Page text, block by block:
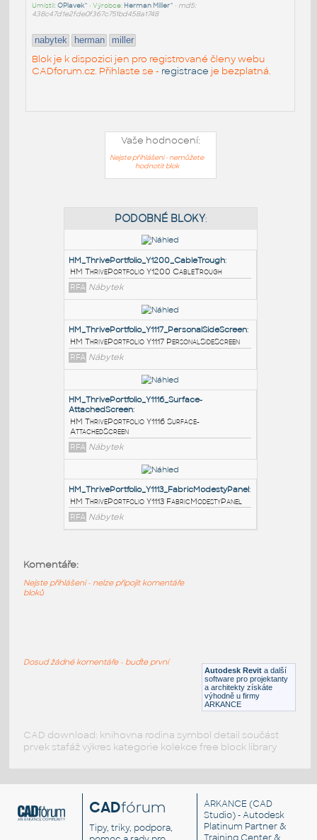
Umístil:OPlavek^ • Výrobce: Herman Miller^ • md5:
438c47d1e2fde0f367c751bd458a1748
nabytek herman miller
Blok je k dispozici jen pro registrované členy webu
CADforum.cz. Přihlaste se - registrace je bezplatná.
Vaše hodnocení:
Nejste přihlášeni - nemůžete
hodnotit blok
PODOBNÉ BLOKY:
HM_ThrivePortfolio_Y1200_CableTrough
HM ThrivePortfolio Y1200 CableTrough
RFA Nábytek
HM_ThrivePortfolio_Y1117_PersonalSideScreen
HM ThrivePortfolio Y1117 PersonalSideScreen
RFA Nábytek
AttachedScreen
HM ThrivePortfolio Y1113 FabricModestyPanel
Autodesk Revit a další
software pro projektanty
a architekty získáte
výhodně u firmy
ARKANCE
Komentáře:
Nejste přihlášeni - nelze připojit komentáře
bloků
Dosud žádné komentáře - buďte první
CAD download: knihovna rodina symbol detail součást
prvek stafáž výkres kategorie kolekce free block library
CADfórum
Tipy, triky, podpora,
ARKANCE (CAD
Studio) - Autodesk
Platinum Partner &